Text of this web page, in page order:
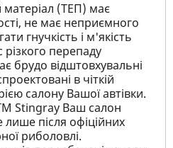
матеріал (ТЕП) має
не має неприємного
гнучкість і м'якість
різкого перепаду
брудо відштовхувальні
в чіткій
салону Вашої автівки.
Stingray Ваш салон
після офіційних
риболовлі.